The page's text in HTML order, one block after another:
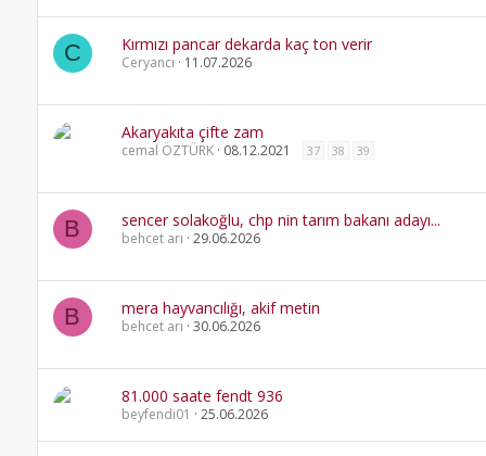
C Kırmızı pancar dekarda kaç ton verir
Ceryancı 11.07.2026
Akaryakıta çifte zam
cemal ÖZTÜRK 08.12.2021 37 38 39
B sencer solakoğlu, chp nin tarım bakanı adayı...
behcet arı 29.06.2026
B mera hayvancılığı, akif metin
behcet arı 30.06.2026
81.000 saate fendt 936
beyfendi01 25.06.2026